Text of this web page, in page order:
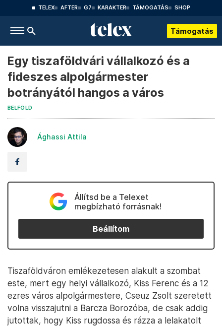
TELEX AFTER G7 KARAKTER TÁMOGATÁS SHOP
Támogatás
Egy tiszaföldvári vállalkozó és a
fideszes alpolgármester
botrányától hangos a város
BELFÖLD
Ághassi Attila
Állítsd be a Telexet
megbízható forrásnak!
Beállítom
Tiszaföldváron emlékezetesen alakult a szombat
este, mert egy helyi vállalkozó, Kiss Ferenc és a 12
ezres város alpolgármestere, Cseuz Zsolt szeretett
volna visszajutni a Barcza Borozóba, de csak addig
jutottak, hogy Kiss rugdossa és rázza a lelakatolt